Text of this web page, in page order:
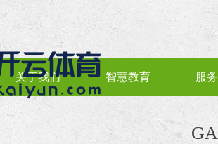
关于我们 智慧教育 服